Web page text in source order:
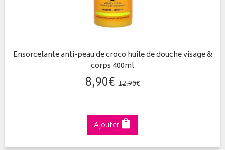
Ensorcelante anti-peau de croco huile de douche visage &
corps 400ml
8,90€ 12,90€
Ajouter